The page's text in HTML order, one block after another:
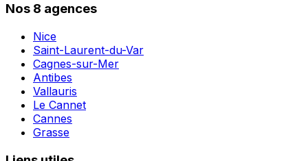
Nos 8 agences
Nice
Saint-Laurent-du-Var
Cagnes-sur-Mer
Antibes
Vallauris
Le Cannet
Cannes
Grasse